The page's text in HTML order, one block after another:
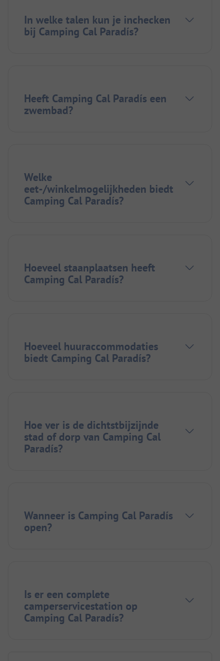
In welke talen kun je inchecken
bij Camping Cal Paradís?
Heeft Camping Cal Paradís een
zwembad?
Welke
eet-/winkelmogelijkheden biedt
Camping Cal Paradís?
Hoeveel staanplaatsen heeft
Camping Cal Paradís?
Hoeveel huuraccommodaties
biedt Camping Cal Paradís?
Hoe ver is de dichtstbijzijnde
stad of dorp van Camping Cal
Paradís?
Wanneer is Camping Cal Paradís
open?
Is er een complete
camperservicestation op
Camping Cal Paradís?